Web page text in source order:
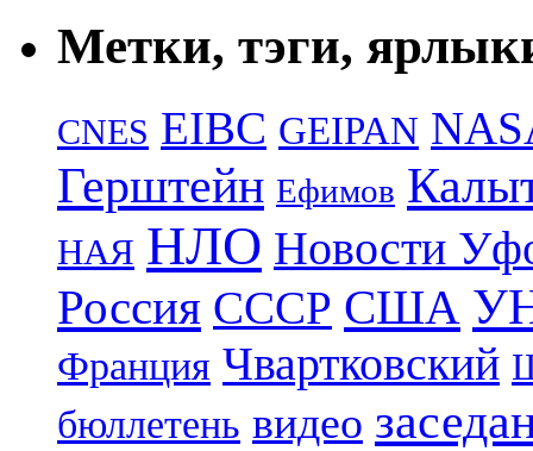
Метки, тэги,
CNES EIBC GEIPAN
Герштейн Ефимов
НАЯ НЛО Новости
Россия СССР США
Франция Чвартковский
бюллетень видео